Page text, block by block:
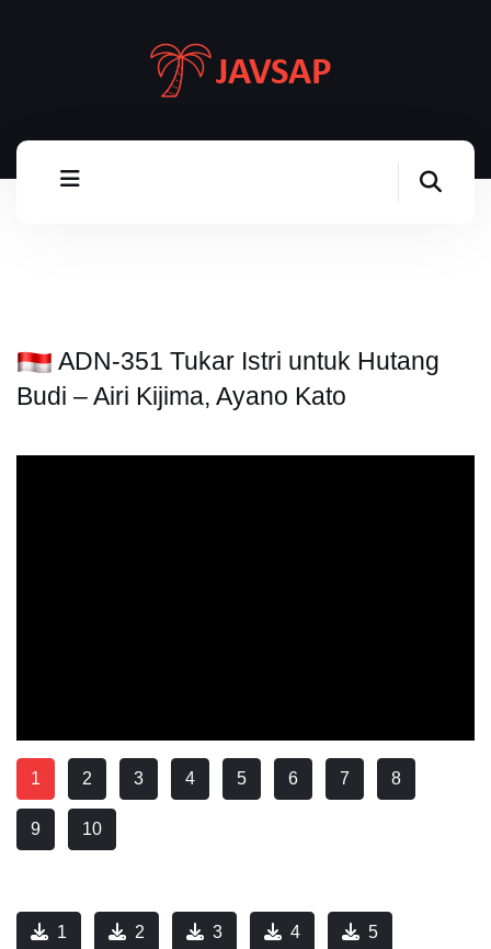
ADN-351 Tukar Istri untuk Hutang
Budi – Airi Kijima, Ayano Kato
1 2 3 4 5 6 7 8
9 10
1 2 3 4 5